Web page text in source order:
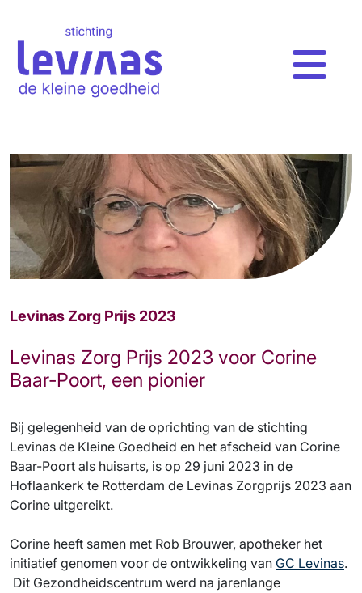
Levinas Zorg Prijs 2023
Levinas Zorg Prijs 2023 voor Corine
Baar-Poort, een pionier
Bij gelegenheid van de oprichting van de stichting
Levinas de Kleine Goedheid en het afscheid van Corine
Baar-Poort als huisarts, is op 29 juni 2023 in de
Hoflaankerk te Rotterdam de Levinas Zorgprijs 2023 aan
Corine uitgereikt.
Corine heeft samen met Rob Brouwer, apotheker het
initiatief genomen voor de ontwikkeling van GC Levinas.
Dit Gezondheidscentrum werd na jarenlange